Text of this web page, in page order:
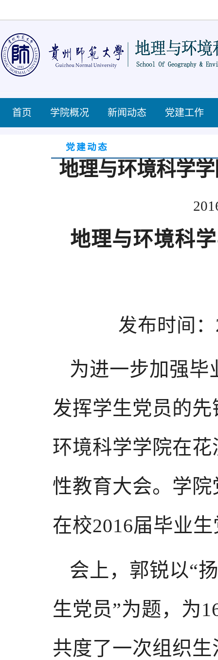
首页 学院概况 新闻动态 党建工作
党建动态
地理与环境科学
地理与环境科
发布时间
为进一步加强毕
发挥学生党员的
环境科学学院在
性教育大会。学
在校2016届毕业
会上，郭锐以“
生党员”为题，为
共度了一次组织生